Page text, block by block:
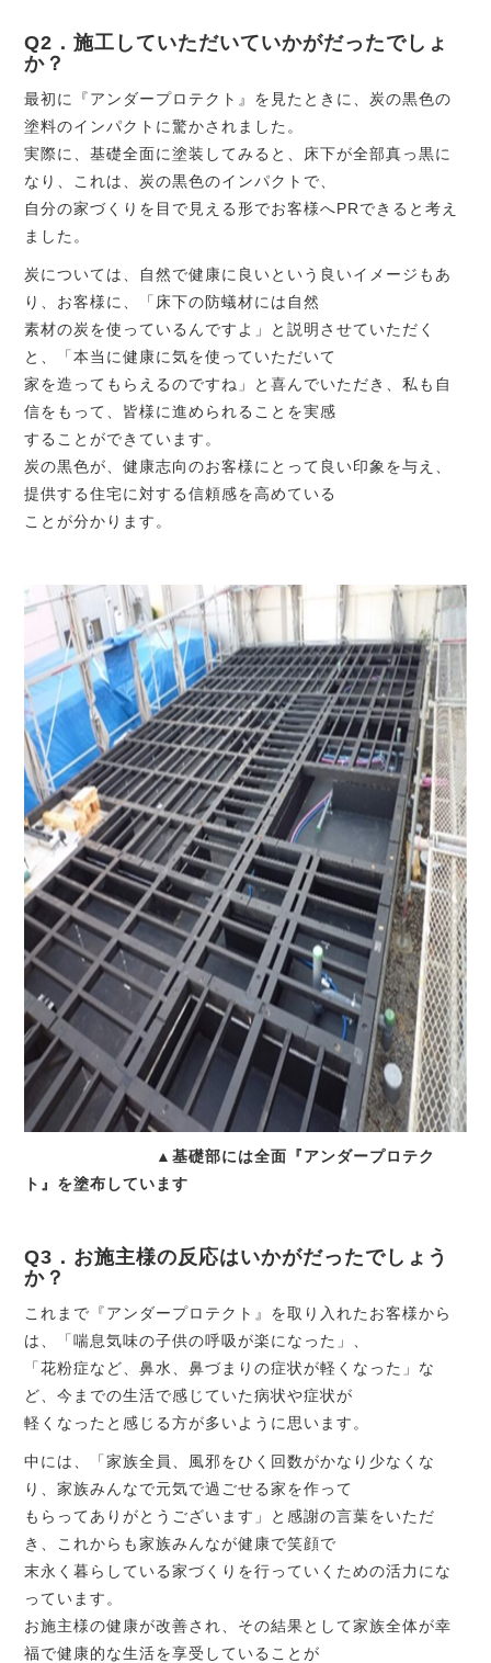
Q2．施工していただいていかがだったでしょ
か？
最初に『アンダープロテクト』を見たときに、炭の黒色の
塗料のインパクトに驚かされました。
実際に、基礎全面に塗装してみると、床下が全部真っ黒に
なり、これは、炭の黒色のインパクトで、
自分の家づくりを目で見える形でお客様へPRできると考え
ました。
炭については、自然で健康に良いという良いイメージもあ
り、お客様に、「床下の防蟻材には自然
素材の炭を使っているんですよ」と説明させていただく
と、「本当に健康に気を使っていただいて
家を造ってもらえるのですね」と喜んでいただき、私も自
信をもって、皆様に進められることを実感
することができています。
炭の黒色が、健康志向のお客様にとって良い印象を与え、
提供する住宅に対する信頼感を高めている
ことが分かります。
▲基礎部には全面『アンダープロテク
ト』を塗布しています
Q3．お施主様の反応はいかがだったでしょう
か？
これまで『アンダープロテクト』を取り入れたお客様から
は、「喘息気味の子供の呼吸が楽になった」、
「花粉症など、鼻水、鼻づまりの症状が軽くなった」な
ど、今までの生活で感じていた病状や症状が
軽くなったと感じる方が多いように思います。
中には、「家族全員、風邪をひく回数がかなり少なくな
り、家族みんなで元気で過ごせる家を作って
もらってありがとうございます」と感謝の言葉をいただ
き、これからも家族みんなが健康で笑顔で
末永く暮らしている家づくりを行っていくための活力にな
っています。
お施主様の健康が改善され、その結果として家族全体が幸
福で健康的な生活を享受していることが